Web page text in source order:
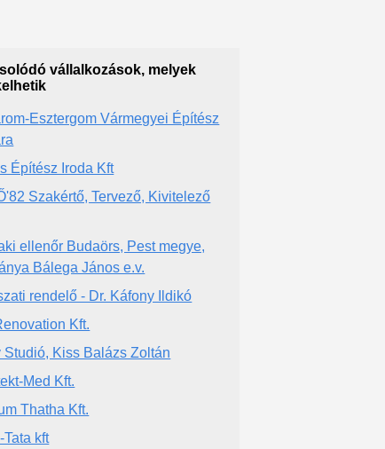
vállalkozások, melyek
Esztergom Vármegyei Építész
Építész Iroda Kft
Szakértő, Tervező, Kivitelező
ellenőr Budaörs, Pest megye,
Bálega János e.v.
rendelő - Dr. Káfony Ildikó
Kft.
Studió, Kiss Balázs Zoltán
Med Kft.
Thatha Kft.
Tata kft